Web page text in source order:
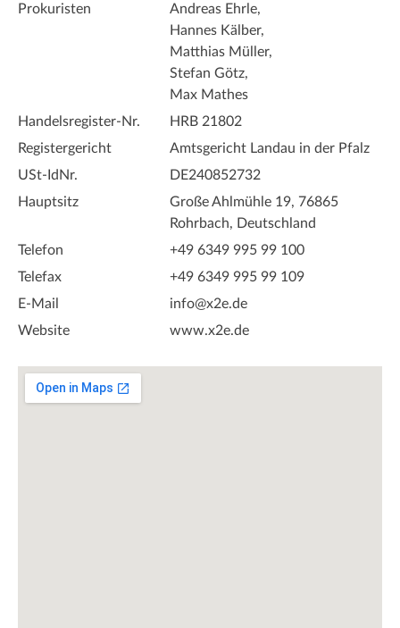
Prokuristen
Andreas Ehrle,
Hannes Kälber,
Matthias Müller,
Stefan Götz,
Max Mathes
Handelsregister-Nr.
HRB 21802
Registergericht
Amtsgericht Landau in der Pfalz
USt-IdNr.
DE240852732
Hauptsitz
Große Ahlmühle 19, 76865
Rohrbach, Deutschland
Telefon
+49 6349 995 99 100
Telefax
+49 6349 995 99 109
E-Mail
info@x2e.de
Website
www.x2e.de